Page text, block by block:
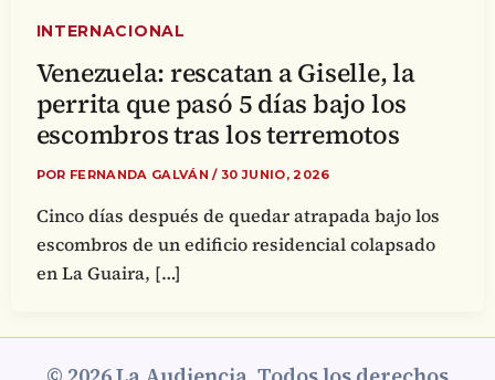
INTERNACIONAL
Venezuela: rescatan a Giselle, la
perrita que pasó 5 días bajo los
escombros tras los terremotos
POR FERNANDA GALVÁN/ 30 JUNIO, 2026
Cinco días después de quedar atrapada bajo los
escombros de un edificio residencial colapsado
en La Guaira, […]